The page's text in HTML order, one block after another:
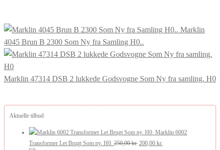
Marklin
4045 Brun B 2300 Som Ny fra Samling H0..
Marklin 47314 DSB 2 lukkede Godsvogne Som Ny fra samling. H0
Aktuelle tilbud
Marklin 6002
Transformer Let Brugt Som ny. H0. 250,00kr. Den
200,00 kr.